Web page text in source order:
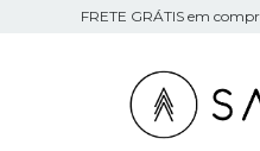
FRETE GRÁTIS em